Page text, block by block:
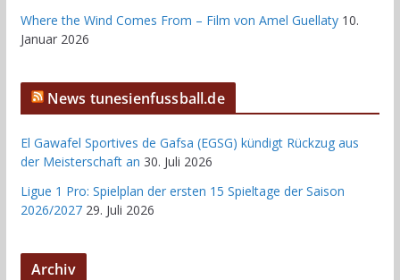
Where the Wind Comes From – Film von Amel Guellaty 10.
Januar 2026
News tunesienfussball.de
El Gawafel Sportives de Gafsa (EGSG) kündigt Rückzug aus
der Meisterschaft an 30. Juli 2026
Ligue 1 Pro: Spielplan der ersten 15 Spieltage der Saison
2026/2027 29. Juli 2026
Archiv